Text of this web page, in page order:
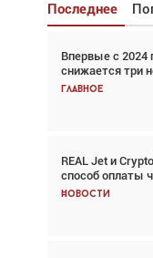
Последнее
Впервые с 2024
снижается три
Главное
REAL Jet и
способ оплаты
Новости
Взгляд с
спасательных
Главное
Авиационный
говорит сама за
Новости